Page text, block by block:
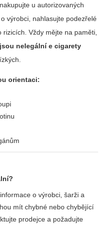
u autorizovaných
výrobci, nahlasujte podezřelé
Vždy mějte na paměti,
nelegální e cigarety
orientaci:
o výrobci, šarži a
mít chybné nebo chybějící
prodejce a požadujte